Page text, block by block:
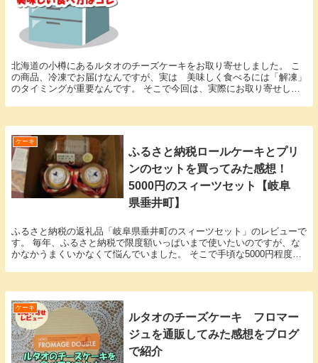
北海道の小樽にあるルタオのチーズケーキをお取り寄せしました。 こ
の商品、冷凍でお届けなんですが、実は 美味しく食べるには「解凍」
のタイミングが重要なんです。 そこで今回は、実際にお取り寄せして
ケーキ
ふるさと納税ロールケーキとプリ
ンのセットを買ってみた感想！
5000円のスィーツセット【岐阜
県垂井町】
ふるさと納税の返礼品「岐阜県垂井町のスィーツセット」のレビューで
す。 毎年、ふるさと納税で限度額いっぱいまで使いたいのですが、な
かなかうまくいかなくて悩んでいました。 そこで手頃な5000円程度の
ケーキ
ルタオのチーズケーキ フロマー
ジュを通販してみた感想をブログ
で紹介